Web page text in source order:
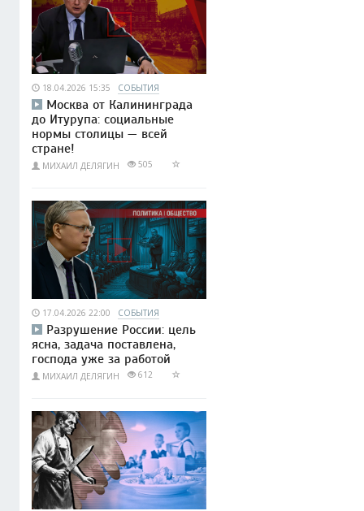
18.04.2026 15:35 СОБЫТИЯ
Москва от Калининграда
до Итурупа: социальные
нормы столицы — всей
стране!
МИХАИЛ ДЕЛЯГИН 505
17.04.2026 22:00 СОБЫТИЯ
Разрушение России: цель
ясна, задача поставлена,
господа уже за работой
МИХАИЛ ДЕЛЯГИН 612